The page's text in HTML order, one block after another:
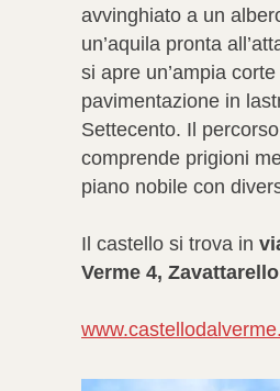
avvinghiato a un
un’aquila pronta
si apre un’ampia corte
pavimentazione in
Settecento. Il
comprende prigioni
piano nobile con
Il castello si trova in
Verme 4,